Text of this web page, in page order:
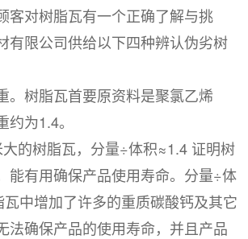
客对树脂瓦有一个正确了解与挑
有限公司供给以下四种辨认伪劣树
树脂瓦首要原资料是聚氯乙烯
约为1.4。
树脂瓦，分量÷体积≈1.4 证明树
能有用确保产品使用寿命。分量÷体
中增加了许多的重质碳酸钙及其它
法确保产品的使用寿命，并且产品